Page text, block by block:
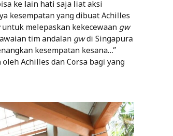
ke lain hati saja liat aksi
kesempatan yang dibuat Achilles
untuk melepaskan kekecewaan gw
tim andalan gwdi Singapura
kesempatan kesana…”
Achilles dan Corsa bagi yang